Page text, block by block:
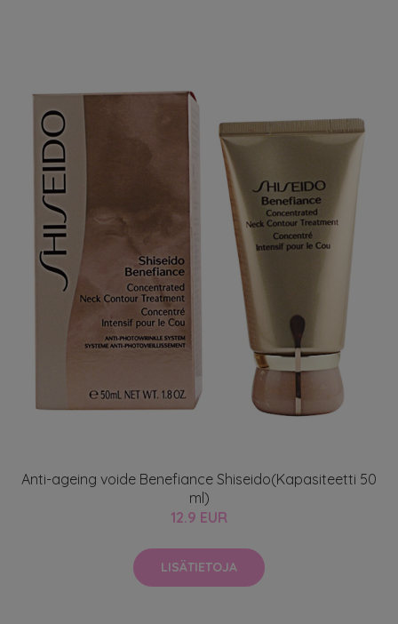
Anti-ageing voide Benefiance Shiseido(Kapasiteetti 50
ml)
12.9 EUR
LISÄTIETOJA